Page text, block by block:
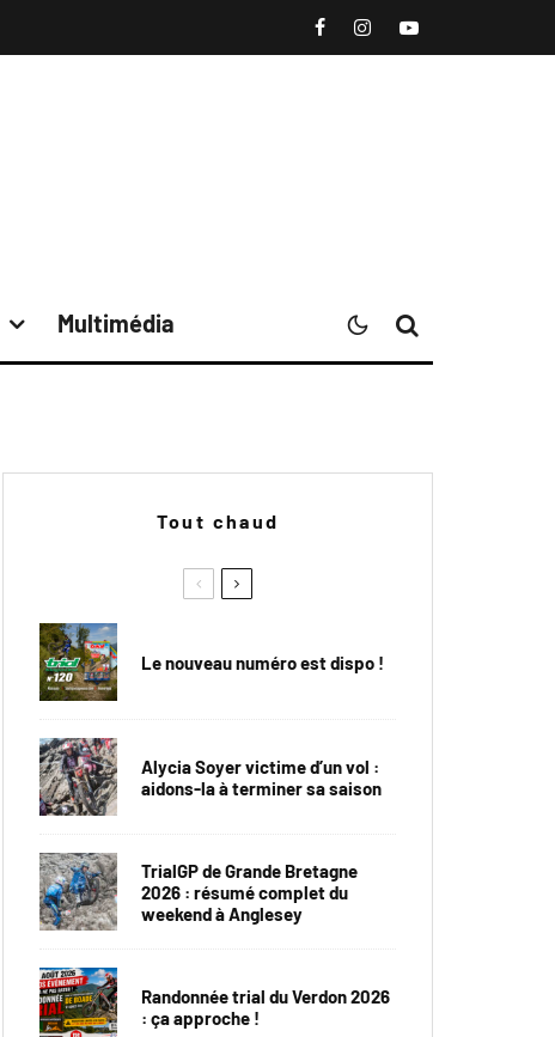
Multimédia
Tout chaud
Le nouveau numéro est dispo !
Alycia Soyer victime d’un vol :
aidons-la à terminer sa saison
TrialGP de Grande Bretagne
2026 : résumé complet du
weekend à Anglesey
Randonnée trial du Verdon 2026
: ça approche !